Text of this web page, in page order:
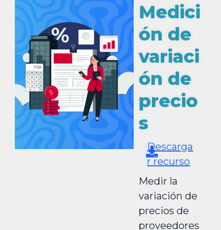
Medici
ón de
variaci
ón de
precio
s
Descarga
r recurso
Medir la
variación de
precios de
proveedores